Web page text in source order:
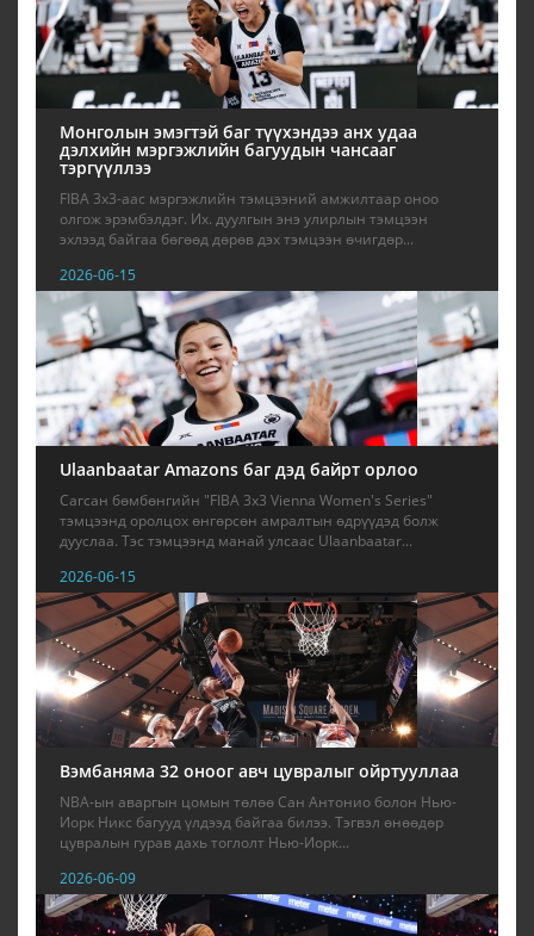
Монголын эмэгтэй баг түүхэндээ анх удаа
дэлхийн мэргэжлийн багуудын чансааг
тэргүүллээ
FIBA 3x3-аас мэргэжлийн тэмцээний амжилтаар оноо
олгож эрэмбэлдэг. Их. дуулгын энэ улирлын тэмцээн
эхлээд байгаа бөгөөд дөрөв дэх тэмцээн өчигдөр...
2026-06-15
Ulaanbaatar Amazons баг дэд байрт орлоо
Сагсан бөмбөнгийн "FIBA 3x3 Vienna Women's Series"
тэмцээнд оролцох өнгөрсөн амралтын өдрүүдэд болж
дууслаа. Тэс тэмцээнд манай улсаас Ulaanbaatar...
2026-06-15
Вэмбаняма 32 оноог авч цувралыг ойртууллаа
NBA-ын аваргын цомын төлөө Сан Антонио болон Нью-
Иорк Никс багууд үлдээд байгаа билээ. Тэгвэл өнөөдөр
цувралын гурав дахь тоглолт Нью-Иорк...
2026-06-09